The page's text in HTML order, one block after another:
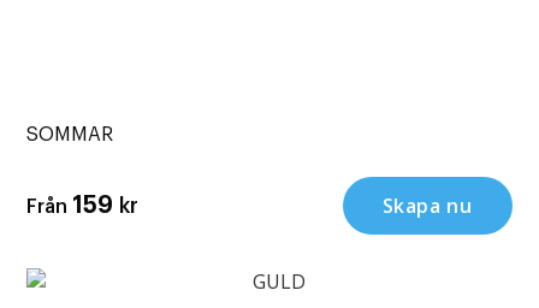
SOMMAR
Från 159 kr Skapa nu